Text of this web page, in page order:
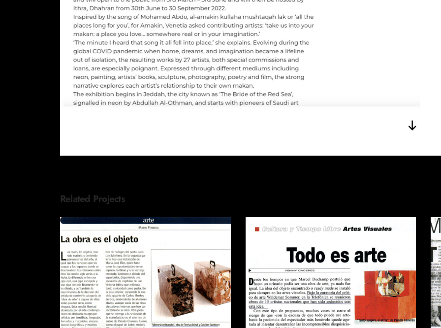
Related Projects
REVISTA EL SÁBADO LA OBRA
ES EL OBJETO
Publications
REVISTA QUE PASA TODO ES
ARTE
Publications